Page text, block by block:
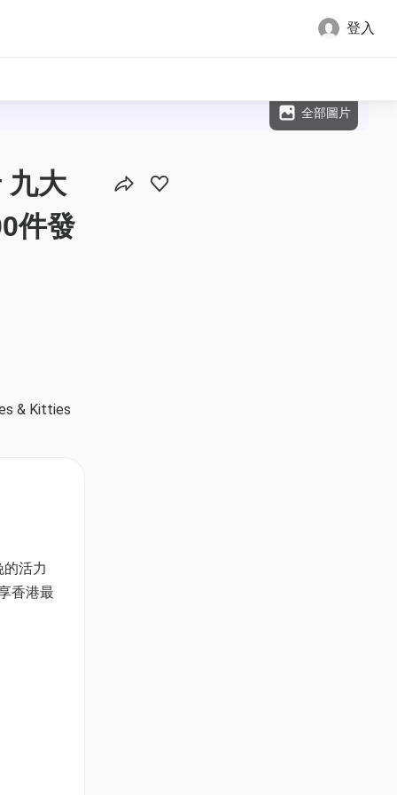
登入
全部圖片
九大
件發
& Kitties
活力
香港最